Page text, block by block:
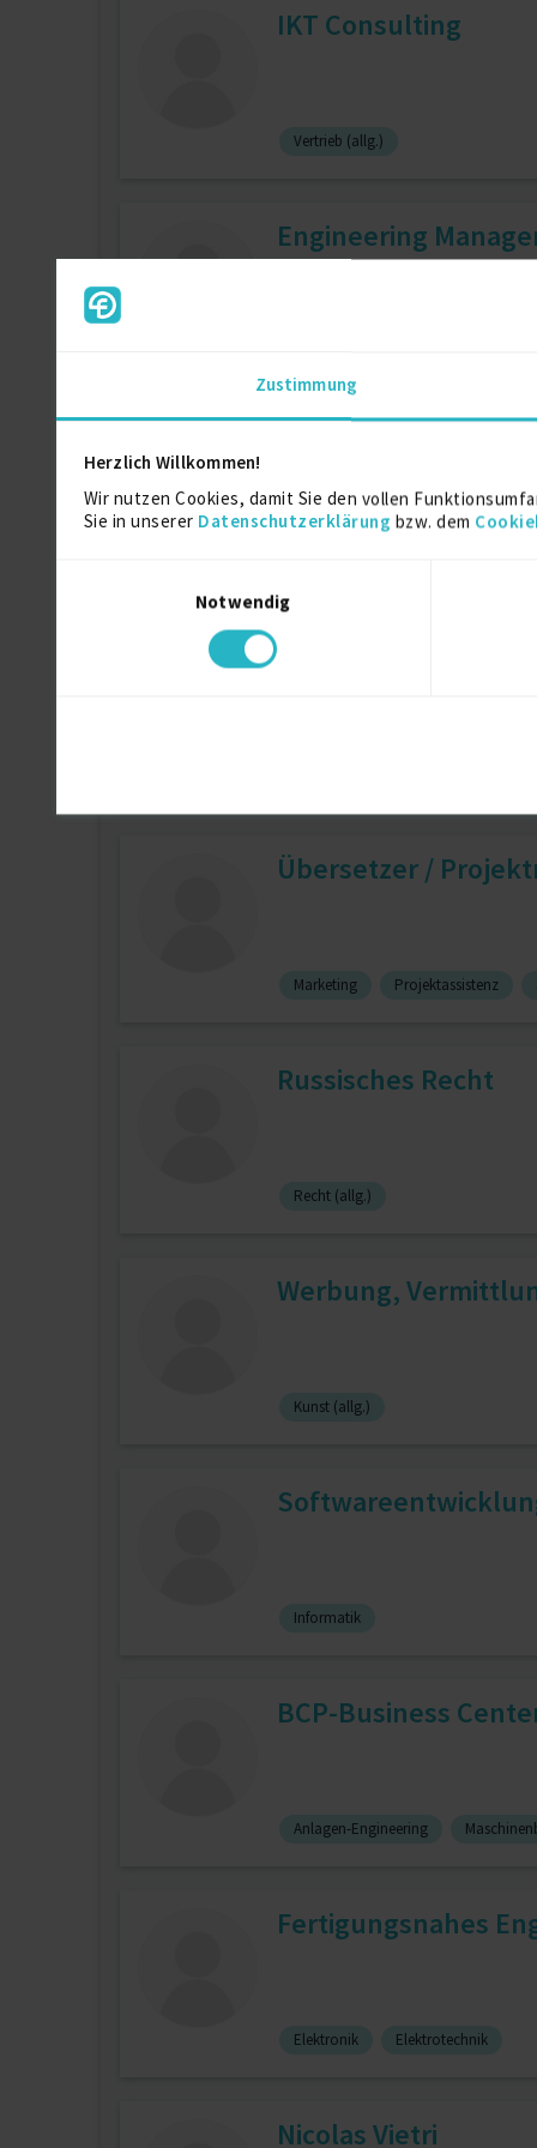
Zustimmung
Herzlich Willkommen!
Wir nutzen Cookies, damit Sie den vollen
Sie in unserer Datenschutzerklärung bzw. dem
Notwendig
IKT Consulting
Vertrieb (allg.)
Engineering
Übersetzer /
Marketing Projektassistenz
Russisches Recht
Recht (allg.)
Werbung,
Kunst (allg.)
Informatik
BCP-Business
Anlagen-Engineering
Fertigungsnahes
Elektronik Elektrotechnik
Nicolas Vietri